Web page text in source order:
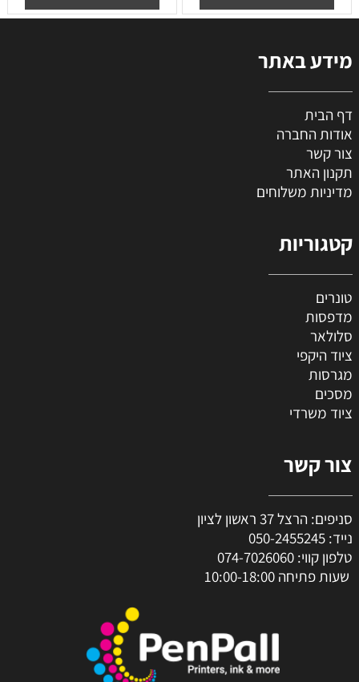
מידע באתר
דף הבית
אודות החברה
צור קשר
תקנון האתר
מדיניות משלוחים
קטגוריות
טונרים
מדפסות
סלולאר
ציוד היקפי
מגרסות
מסכים
ציוד משרדי
צור קשר
סניפים: הרצל 37 ראשון לציון
נייד: 050-2455245
טלפון קווי: 074-7026060
שעות פתיחה 10:00-18:00